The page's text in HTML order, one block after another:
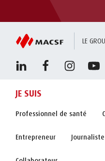
LE
JE SUIS
Professionnel de santé
Entrepreneur Journaliste